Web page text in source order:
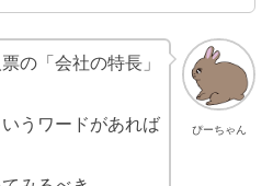
ぴーちゃん
の「会社の特長」
うワードがあれば